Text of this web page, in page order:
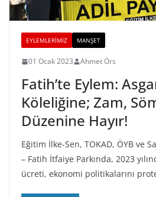
EYLEMLERIMIZ MANŞET
01 Ocak 2023 Ahmet Örs
Fatih’te Eylem:
Köleliğine; Zam,
Düzenine Hayır!
Eğitim İlke-Sen, TOKAD, ÖYB ve
– Fatih İtfaiye Parkında, 2023
ücreti, ekonomi politikalarını